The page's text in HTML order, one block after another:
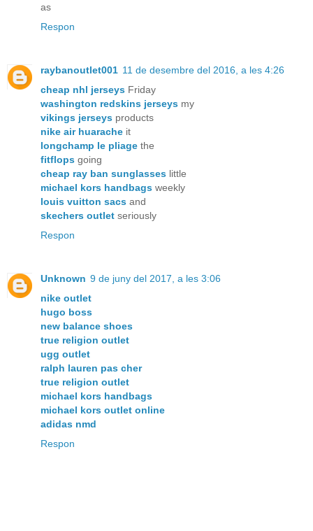
as
Respon
raybanoutlet001 11 de desembre del 2016, a les 4:26
cheap nhl jerseys Friday
washington redskins jerseys my
vikings jerseys products
nike air huarache it
longchamp le pliage the
fitflops going
cheap ray ban sunglasses little
michael kors handbags weekly
louis vuitton sacs and
skechers outlet seriously
Respon
Unknown 9 de juny del 2017, a les 3:06
nike outlet
hugo boss
new balance shoes
true religion outlet
ugg outlet
ralph lauren pas cher
true religion outlet
michael kors handbags
michael kors outlet online
adidas nmd
Respon